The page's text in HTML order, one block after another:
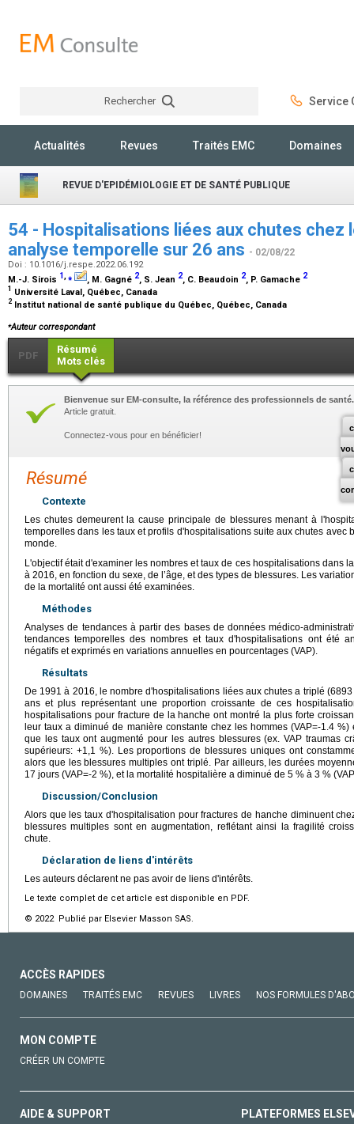
Rechercher Service
Actualités Revues Traités EMC Domaines
REVUE D'EPIDÉMIOLOGIE ET DE SANTÉ PUBLIQUE
54 - Hospitalisations liées aux chutes chez
analyse temporelle sur 26 ans - 02/08/22
Doi : 10.1016/j.respe.2022.06.192
M.-J. Sirois 1,⁎ , M. Gagné 2, S. Jean 2, C. Beaudoin 2, P. Gamache 2
1 Université Laval, Québec, Canada
2 Institut national de santé publique du Québec, Québec, Canada
⁎Auteur correspondant
PDF
Résumé
Mots clés
Bienvenue sur EM-consulte, la référence des professionnels de santé.
Article gratuit.
Connectez-vous pour en bénéficier!
Résumé
Contexte
Les chutes demeurent la cause principale de blessures menant à
temporelles dans les taux et profils d'hospitalisations suite aux chutes avec
monde.
L'objectif était d'examiner les nombres et taux de ces hospitalisations dans
à 2016, en fonction du sexe, de l’âge, et des types de blessures. Les
de la mortalité ont aussi été examinées.
Méthodes
Analyses de tendances à partir des bases de données médico-
tendances temporelles des nombres et taux d'hospitalisations ont été
négatifs et exprimés en variations annuelles en pourcentages (VAP).
Résultats
De 1991 à 2016, le nombre d'hospitalisations liées aux chutes a triplé
ans et plus représentant une proportion croissante de ces
hospitalisations pour fracture de la hanche ont montré la plus forte
leur taux a diminué de manière constante chez les hommes (VAP=-1.4
que les taux ont augmenté pour les autres blessures (ex. VAP traumas
supérieurs: +1,1 %). Les proportions de blessures uniques ont
alors que les blessures multiples ont triplé. Par ailleurs, les durées
17 jours (VAP=-2 %), et la mortalité hospitalière a diminué de 5 % à 3 %
Discussion/Conclusion
Alors que les taux d'hospitalisation pour fractures de hanche diminuent
blessures multiples sont en augmentation, reflétant ainsi la fragilité
chute.
Déclaration de liens d'intérêts
Les auteurs déclarent ne pas avoir de liens d'intérêts.
Le texte complet de cet article est disponible en PDF.
© 2022 Publié par Elsevier Masson SAS.
ACCÈS RAPIDES
DOMAINES TRAITÉS EMC REVUES LIVRES NOS FORMULES
MON COMPTE
CRÉER UN COMPTE
AIDE & SUPPORT PLATEFORMES